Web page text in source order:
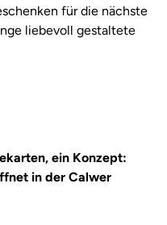
für die nächste
liebevoll gestaltete
ein Konzept:
in der Calwer